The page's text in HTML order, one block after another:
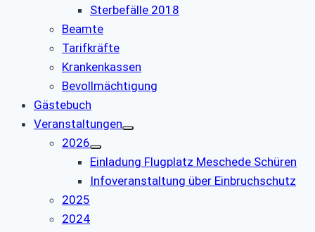
Sterbefälle 2018
Beamte
Tarifkräfte
Krankenkassen
Bevollmächtigung
Gästebuch
Veranstaltungen
2026
Einladung Flugplatz Meschede Schüren
Infoveranstaltung über Einbruchschutz
2025
2024